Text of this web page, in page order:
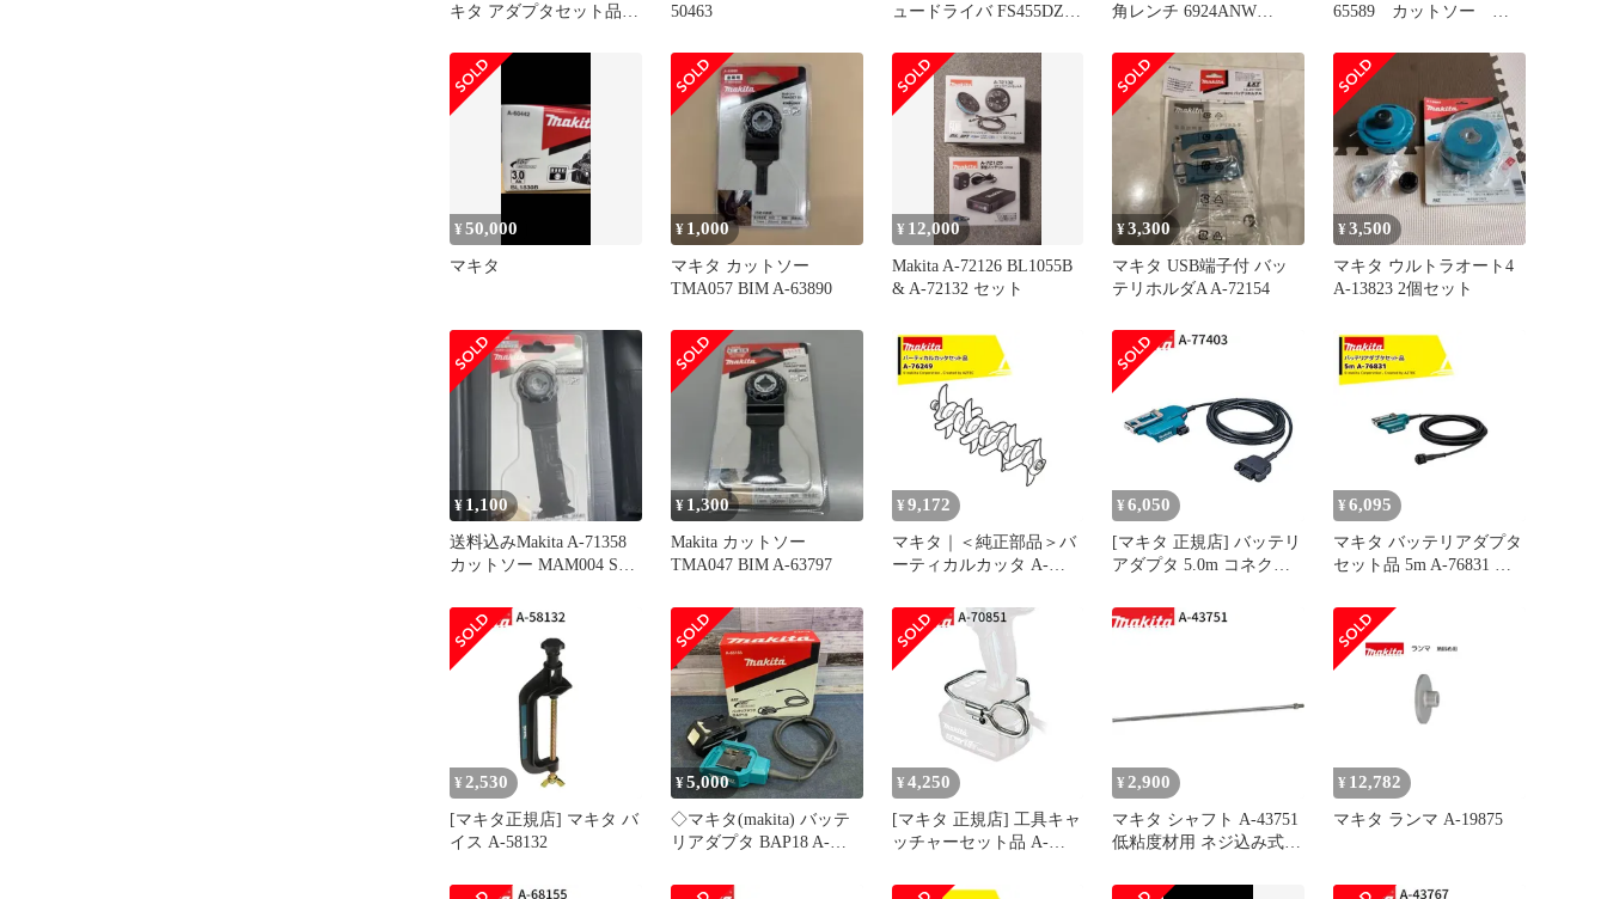
キタ アダプタセット品
50463
ュードライバ FS455DZ
ダBAP18 A-65165セット
品
角レンチ 6924ANW
65589 カットソー
¥50,000
マキタ
¥ 1,000
マキタ カットソー
TMA057 BIM A-63890
¥ 12,000
Makita A-72126 BL1055B
& A-72132 セット
¥3,300
マキタ USB端子付 バッ
テリホルダA A-72154
¥3,500
マキタ ウルトラオート4
A-13823 2個セット
¥ 1,100
送料込みMakita A-71358
カットソー MAM004 SK
¥ 1,300
Makita カットソー
TMA047 BIM A-63797
¥ 9,172
マキタ｜＜純正部品＞バ
ーティカルカッタ A-
¥ 6,050
[マキタ 正規店] バッテリ
アダプタ 5.0m コネクタ
ーツ 部品 正規品 おすす
め 便利
¥ 6,095
マキタ バッテリアダプタ
セット品 5m A-76831 適
¥ 2,530
[マキタ正規店] マキタ バ
イス A-58132
¥5,000
◇マキタ(makita) バッテ
リアダプタ BAP18 A-
¥ 4,250
[マキタ 正規店] 工具キャ
ッチャーセット品 A-
¥ 2,900
マキタ シャフト A-43751
低粘度材用 ネジ込み式
正規品 純正品 撹拌機 撹
¥ 12,782
マキタ ランマ A-19875